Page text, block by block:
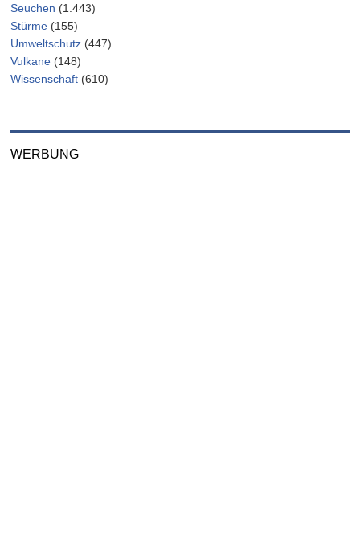
Seuchen (1.443)
Stürme (155)
Umweltschutz (447)
Vulkane (148)
Wissenschaft (610)
WERBUNG